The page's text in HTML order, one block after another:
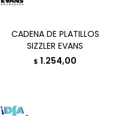
CADENA DE PLATILLOS
SIZZLER EVANS
$ 1.254,00